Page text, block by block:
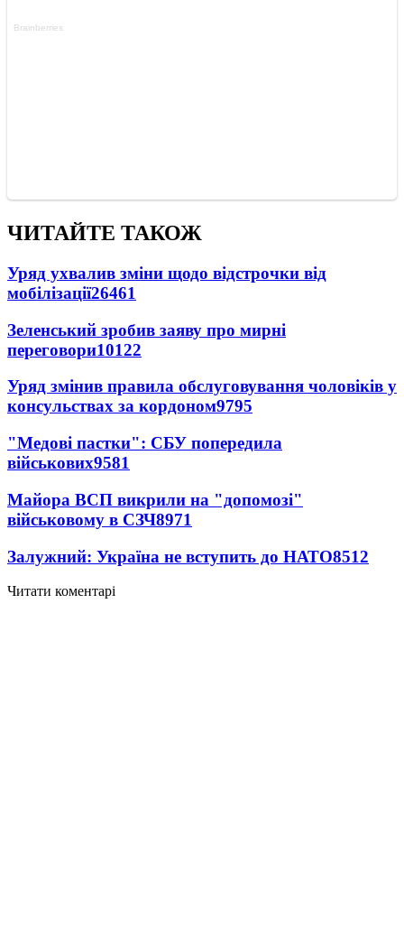
ЧИТАЙТЕ ТАКОЖ
Уряд ухвалив зміни щодо відстрочки від
мобілізації26461
Зеленський зробив заяву про мирні
переговори10122
Уряд змінив правила обслуговування чоловіків у
консульствах за кордоном9795
"Медові пастки": СБУ попередила
військових9581
Майора ВСП викрили на "допомозі"
військовому в СЗЧ8971
Залужний: Україна не вступить до НАТО8512
Читати коментарі